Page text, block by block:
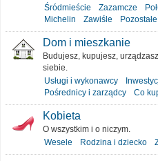
Śródmieście
Zazamcze
Michelin
Zawiśle Pozostałe
Dom i mieszkanie
Budujesz, kupujesz,
siebie.
Usługi i wykonawcy
Pośrednicy i zarządcy
Co
Kobieta
O wszystkim i o niczym.
Wesele
Rodzina i dziecko